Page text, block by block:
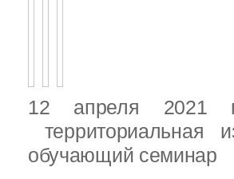
12 апреля 2021
территориальная
обучающий семинар